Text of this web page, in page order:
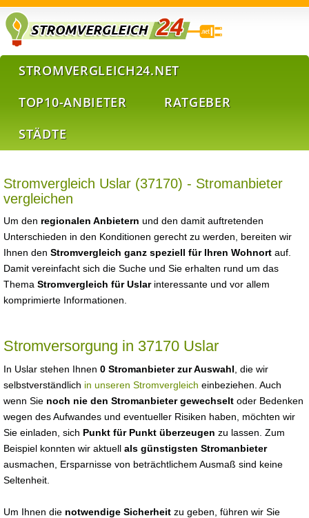
STROMVERGLEICH24.NET
TOP10-ANBIETER
RATGEBER
STÄDTE
Stromvergleich Uslar (37170) - Stromanbieter
vergleichen
Um den regionalen Anbietern und den damit auftretenden
Unterschieden in den Konditionen gerecht zu werden, bereiten wir
Ihnen den Stromvergleich ganz speziell für Ihren Wohnort auf.
Damit vereinfacht sich die Suche und Sie erhalten rund um das
Thema Stromvergleich für Uslarinteressante und vor allem
komprimierte Informationen.
Stromversorgung in 37170 Uslar
In Uslar stehen Ihnen 0 Stromanbieter zur Auswahl , die wir
selbstverständlich in unseren Stromvergleich einbeziehen. Auch
wenn Sie noch nie den Stromanbieter gewechselt oder Bedenken
wegen des Aufwandes und eventueller Risiken haben, möchten wir
Sie einladen, sich Punkt für Punkt überzeugen zu lassen. Zum
Beispiel konnten wir aktuell als günstigsten Stromanbieter
ausmachen, Ersparnisse von beträchtlichem Ausmaß sind keine
Seltenheit.
Um Ihnen die notwendige Sicherheit zu geben, führen wir Sie